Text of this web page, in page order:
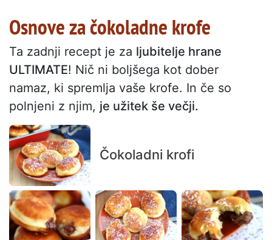
Osnove za čokoladne krofe
Ta zadnji recept je za ljubitelje hrane
ULTIMATE! Nič ni boljšega kot dober
namaz, ki spremlja vaše krofe. In če so
polnjeni z njim, je užitek še večji.
Čokoladni krofi